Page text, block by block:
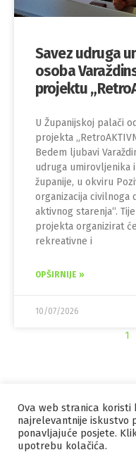
Savez udruga
osoba
projektu
U Županijskoj palači
projekta
Bedem ljubavi
udruga umirovljenika
županije, u okviru
organizacija
aktivnog starenja“.
projekta organizirat
rekreativne i
OPŠIRNIJE »
10/07/2026
1
IZRADA I HOSTING
MARKETING
PRAVILA PRIVATNOSTI
Ova web stranica koristi
najrelevantnije iskustvo
ponavljajuće posjete.
upotrebu kolačića.